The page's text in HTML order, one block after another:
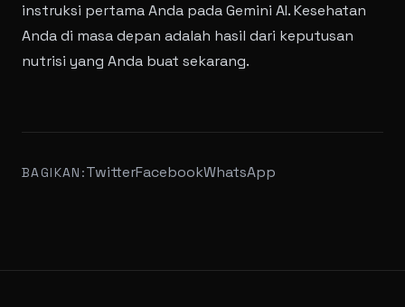
instruksi pertama Anda pada Gemini AI. Kesehatan
Anda di masa depan adalah hasil dari keputusan
nutrisi yang Anda buat sekarang.
BAGIKAN:TwitterFacebookWhatsApp